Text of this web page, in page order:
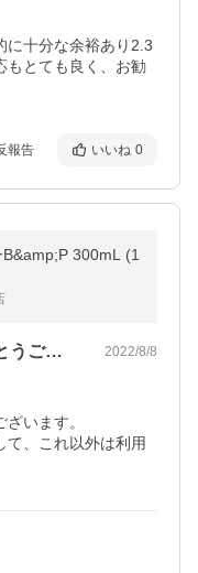
に十分な余裕あり2.3
もとても良く、お勧
報告 いいね 0
300mL (1
いつも迅速に届けて頂きありがとうござい… 2022/8/8
います。
て、これ以外は利用